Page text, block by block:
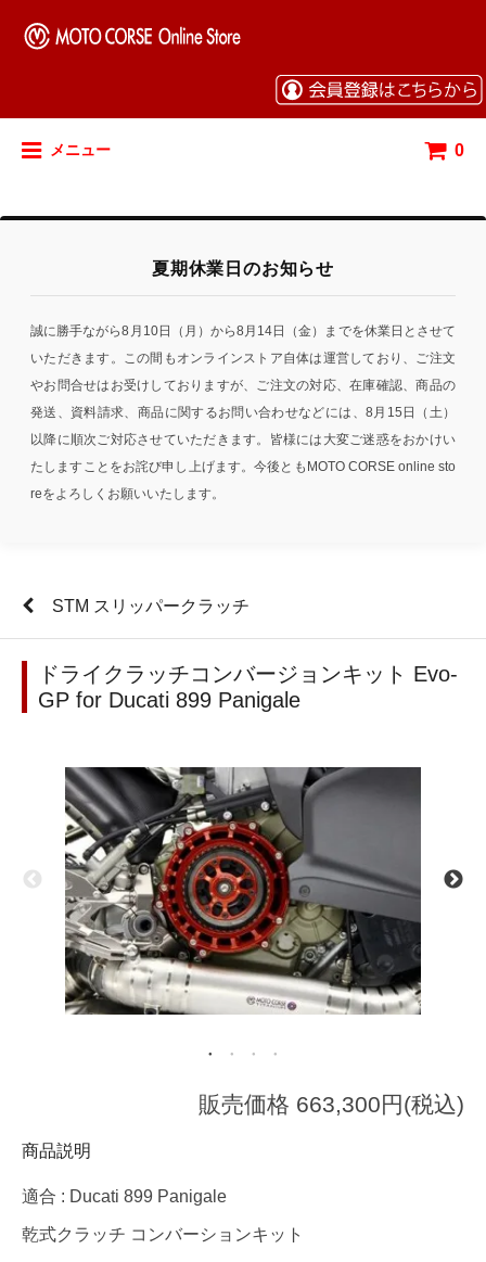
メニュー 0
夏期休業日のお知らせ
誠に勝手ながら8月10日（月）から8月14日（金）までを休業日とさせて
いただきます。この間もオンラインストア自体は運営しており、ご注文
やお問合せはお受けしておりますが、ご注文の対応、在庫確認、商品の
発送、資料請求、商品に関するお問い合わせなどには、8月15日（土）
以降に順次ご対応させていただきます。皆様には大変ご迷惑をおかけい
たしますことをお詫び申し上げます。今後ともMOTO CORSE online sto
reをよろしくお願いいたします。
STM スリッパークラッチ
ドライクラッチコンバージョンキット Evo-
GP for Ducati 899 Panigale
販売価格 663,300円(税込)
商品説明
適合 : Ducati 899 Panigale
乾式クラッチ コンバーションキット